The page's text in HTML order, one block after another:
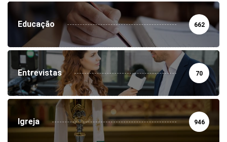
Educação 662
Entrevistas 70
Igreja 946